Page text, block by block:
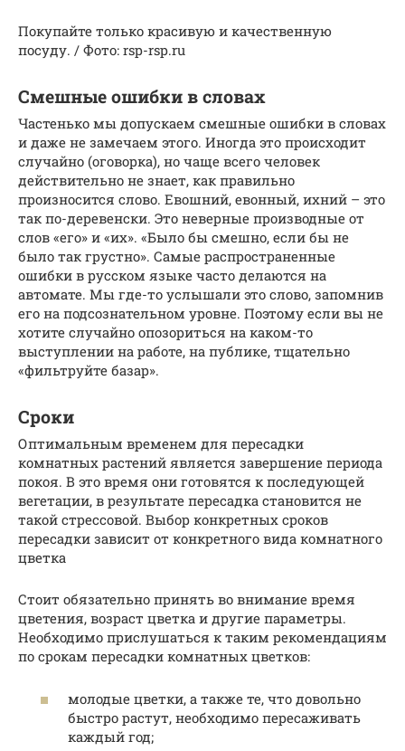
Покупайте только красивую и качественную
посуду. / Фото: rsp-rsp.ru
Смешные ошибки в словах
Частенько мы допускаем смешные ошибки в словах
и даже не замечаем этого. Иногда это происходит
случайно (оговорка), но чаще всего человек
действительно не знает, как правильно
произносится слово. Евошний, евонный, ихний – это
так по-деревенски. Это неверные производные от
слов «его» и «их». «Было бы смешно, если бы не
было так грустно». Самые распространенные
ошибки в русском языке часто делаются на
автомате. Мы где-то услышали это слово, запомнив
его на подсознательном уровне. Поэтому если вы не
хотите случайно опозориться на каком-то
выступлении на работе, на публике, тщательно
«фильтруйте базар».
Сроки
Оптимальным временем для пересадки
комнатных растений является завершение периода
покоя. В это время они готовятся к последующей
вегетации, в результате пересадка становится не
такой стрессовой. Выбор конкретных сроков
пересадки зависит от конкретного вида комнатного
цветка
Стоит обязательно принять во внимание время
цветения, возраст цветка и другие параметры.
Необходимо прислушаться к таким рекомендациям
по срокам пересадки комнатных цветков:
молодые цветки, а также те, что довольно
быстро растут, необходимо пересаживать
каждый год;